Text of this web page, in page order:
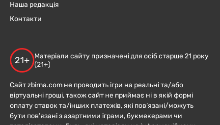
Наша редакція
Контакти
21+
Матеріали сайту призначені для осіб старше 21 року
(21+)
Сайт zbirna.com не проводить ігри на реальні та/або
віртуальні гроші, також сайт не приймає ні в якій формі
оплату ставок та/інших платежів, які пов’язані/можуть
бути пов’язані з азартними іграми, букмекерами чи